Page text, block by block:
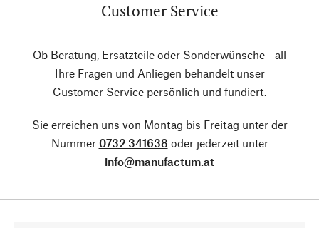
Customer Service
Ob Beratung, Ersatzteile oder Sonderwünsche - all
Ihre Fragen und Anliegen behandelt unser
Customer Service persönlich und fundiert.
Sie erreichen uns von Montag bis Freitag unter der
Nummer 0732 341638 oder jederzeit unter
info@manufactum.at